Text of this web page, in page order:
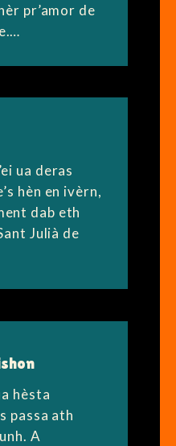
pr’amor de
ua deras
hèn en ivèrn,
dab eth
Julià de
hèsta
passa ath
A